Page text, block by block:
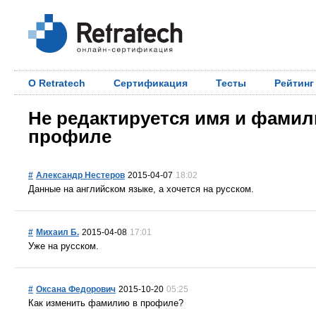
О Retratech Сертификация Тесты Рейтинг
Не редактируется имя и
профиле
# Александр Нестеров 2015-04-07 18:02
Данные на английском языке, а хочется на русском.
# Михаил Б. 2015-04-08 17:01
Уже на русском.
# Оксана Федорович 2015-10-20 05:25
Как изменить фамилию в профиле?